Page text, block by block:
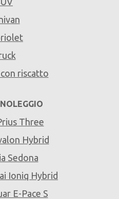
riscatto
Three
Hybrid
Sedona
Ioniq Hybrid
E-Pace S